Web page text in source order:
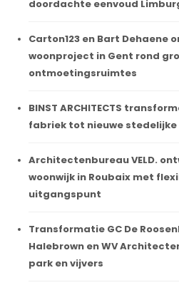
doordachte eenvoud
Carton123 en Bart Dehaene
woonproject in Gent rond
ontmoetingsruimtes
BINST ARCHITECTS
fabriek tot nieuwe
Architectenbureau VELD.
woonwijk in Roubaix met
uitgangspunt
Transformatie GC De
Halebrown en WV
park en vijvers